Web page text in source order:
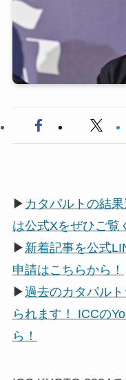
▶ カタパルトの結
は公式Xをぜひご覧
▶ 新着記事を公式
申請はこちらから！
▶過去のカタパル
られます！ ICCの
ら！